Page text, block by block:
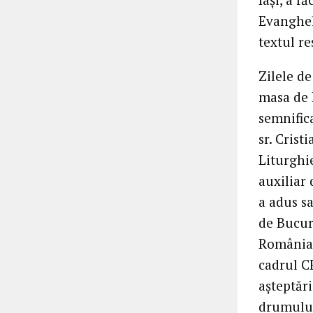
textul
Zilele
masa
sr.
auxiliar
a adus
de
cadrul